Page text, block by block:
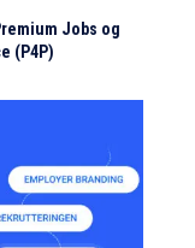
Jobs og
(P4P)